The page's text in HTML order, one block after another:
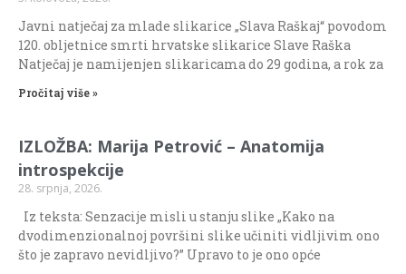
Javni natječaj za mlade slikarice „Slava Raškaj“ povodom
120. obljetnice smrti hrvatske slikarice Slave Raška
Natječaj je namijenjen slikaricama do 29 godina, a rok za
Pročitaj više »
IZLOŽBA: Marija Petrović – Anatomija
introspekcije
28. srpnja, 2026.
Iz teksta: Senzacije misli u stanju slike „Kako na
dvodimenzionalnoj površini slike učiniti vidljivim ono
što je zapravo nevidljivo?” Upravo to je ono opće